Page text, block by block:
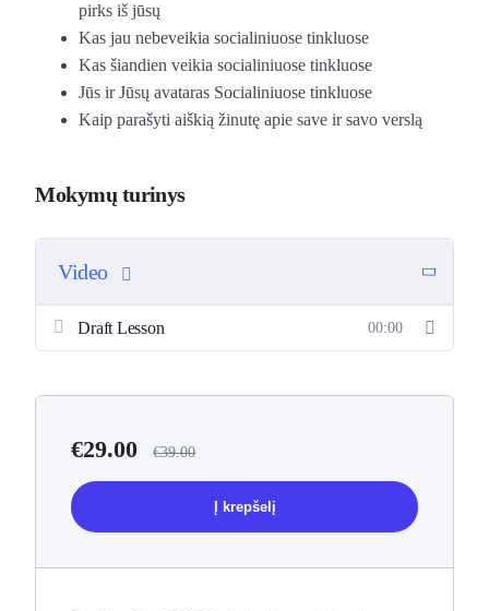
pirks iš jūsų
Kas jau nebeveikia socialiniuose tinkluose
Kas šiandien veikia socialiniuose tinkluose
Jūs ir Jūsų avataras Socialiniuose tinkluose
Kaip parašyti aiškią žinutę apie save ir savo verslą
Mokymų turinys
Video
Draft Lesson 00:00
€29.00 €39.00
Į krepšelį